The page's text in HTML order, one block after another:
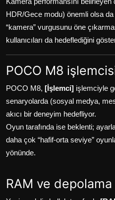
HDR/Gece modu) önemli olsa
“kamera” vurgusunu öne
kullanıcıları da hedeflediğini
POCO M8
POCO M8, [İşlemci] işlemciyle
senaryolarda (sosyal medya,
akıcı bir deneyim hedefliyor.
Oyun tarafında ise beklenti;
daha çok “hafif-orta seviye”
yönünde.
RAM ve